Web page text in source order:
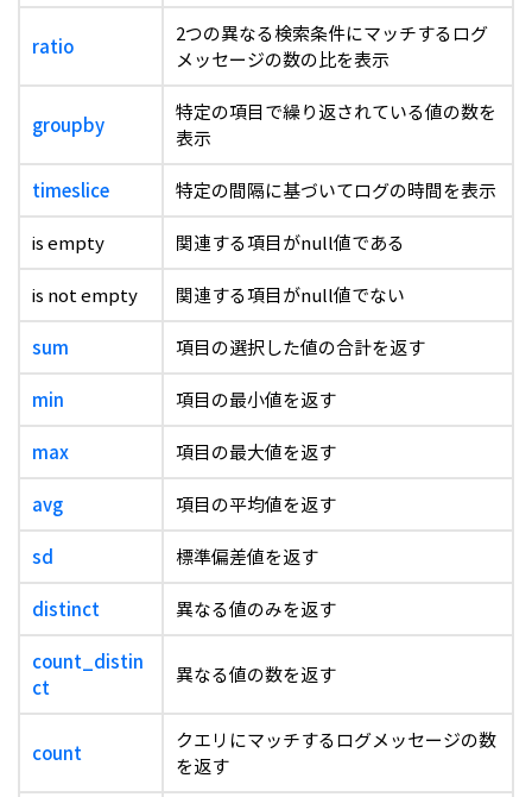
ratio
2つの異なる検索条件にマッチするログ
メッセージの数の比を表示
groupby
特定の項目で繰り返されている値の数を
表示
timeslice
特定の間隔に基づいてログの時間を表示
is empty
関連する項目がnull値である
is not empty
関連する項目がnull値でない
sum
項目の選択した値の合計を返す
min
項目の最小値を返す
max
項目の最大値を返す
avg
項目の平均値を返す
sd
標準偏差値を返す
distinct
異なる値のみを返す
count_distin
ct
異なる値の数を返す
count
クエリにマッチするログメッセージの数
を返す